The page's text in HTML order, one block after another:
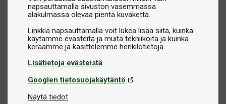
napsauttamalla sivuston vasemmassa
alakulmassa olevaa pientä kuvaketta.
Linkkiä napsauttamalla voit lukea lisää siitä, kuinka
käytämme evästeitä ja muita tekniikoita ja kuinka
Lisätietoja evästeistä
Googlen tietosuojakäytäntö
Näytä tiedot
Johtavat merkit ja ensiluokkainen laatu
Tarjoamme tarvikkeita markkinoiden arvostetuimmilta
merkeiltä, kuten
Butterfly, Stiga, Yasaka, Donic, Xiom,
Victasja monilta muilta. Voit luottaa siihen, että löydät
laadukkaita tuotteita, jotka vastaavat vaatimuksiasi ja
tarpeitasi.
Löydä oikeat tarvikkeet pingikseen
Tutustu pingistarvikevalikoimaamme ja huomaa, kuinka